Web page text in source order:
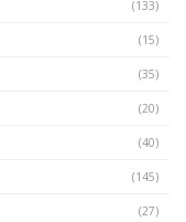
(133)
(15)
(35)
(20)
(40)
(145)
(27)